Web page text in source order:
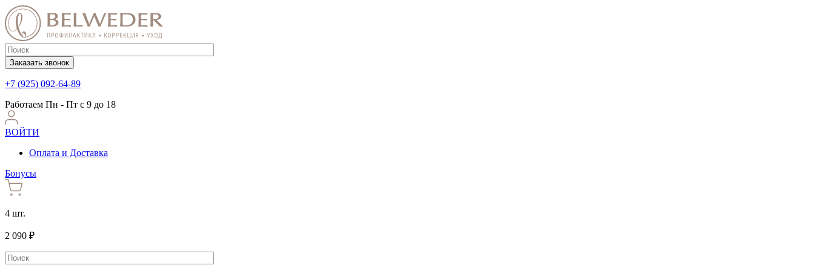
Заказать звонок
+7 (925) 092-64-89
Работаем Пн - Пт с 9 до 18
ВОЙТИ
Оплата и Доставка
Бонусы
4 шт.
2 090 ₽